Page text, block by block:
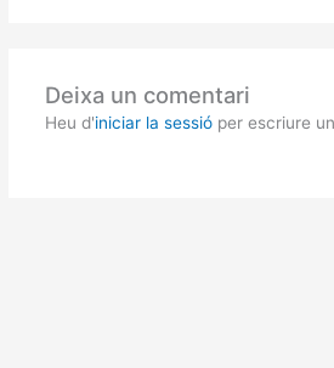
Deixa un comentari
Heu d'iniciar la sessióper escriure